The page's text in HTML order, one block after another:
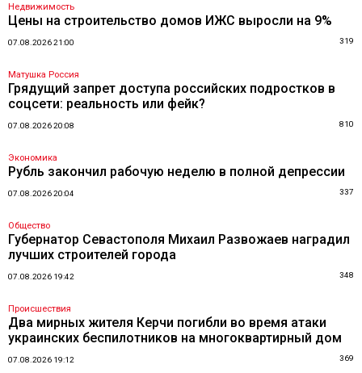
Недвижимость
Цены на строительство домов ИЖС выросли на 9%
07.08.2026 21:00 319
Матушка Россия
Грядущий запрет доступа российских подростков в
соцсети: реальность или фейк?
07.08.2026 20:08 810
Экономика
Рубль закончил рабочую неделю в полной депрессии
07.08.2026 20:04 337
Общество
Губернатор Севастополя Михаил Развожаев наградил
лучших строителей города
07.08.2026 19:42 348
Происшествия
Два мирных жителя Керчи погибли во время атаки
украинских беспилотников на многоквартирный дом
07.08.2026 19:12 369